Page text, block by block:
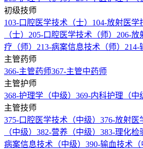
初级技师
103-口腔医学技术（士） 104-放射医学
（士） 205-口腔医学技术（师） 206-放
疗（师） 213-病案信息技术（师） 214-
主管药师
366-主管药师367-主管中药师
主管护师
368-护理学（中级） 369-内科护理（中
主管技师
375-口腔医学技术（中级） 376-放射医
（中级） 382-营养（中级） 383-理化检
病案信息技术（中级） 390-输血技术（